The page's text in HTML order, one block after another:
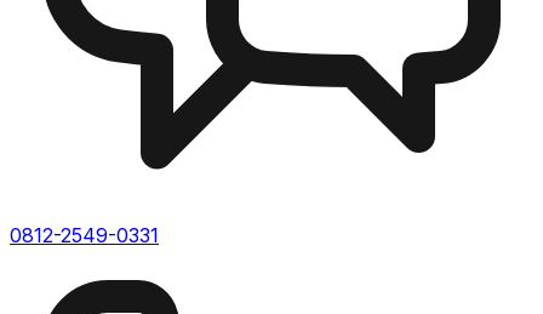
0812-2549-0331